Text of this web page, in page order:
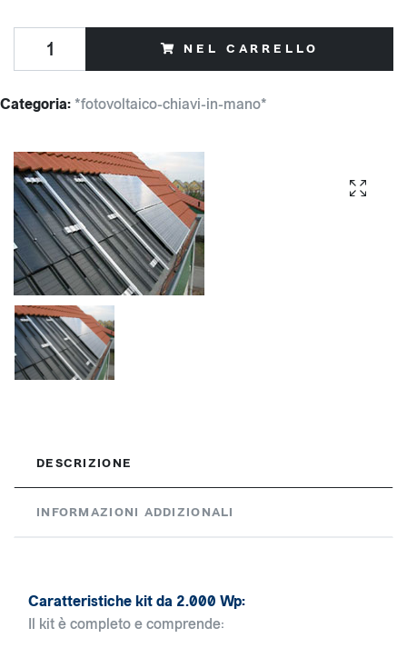
NEL CARRELLO
Categoria: *fotovoltaico-chiavi-in-mano*
DESCRIZIONE
INFORMAZIONI ADDIZIONALI
Caratteristiche kit da 2.000 Wp:
Il kit è completo e comprende: